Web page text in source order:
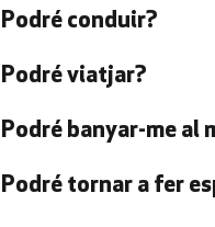
Podré conduir?
Podré viatjar?
Podré banyar-me al
Podré tornar a fer